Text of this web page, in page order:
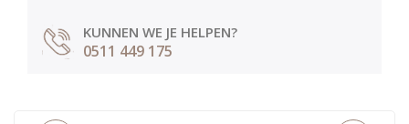
KUNNEN WE JE HELPEN?
0511 449 175